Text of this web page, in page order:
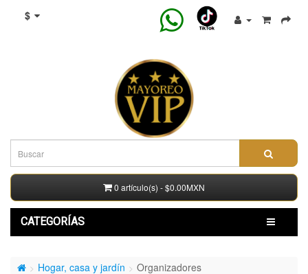
$
0 artículo(s) - $0.00MXN
CATEGORÍAS
Hogar, casa y jardín Organizadores